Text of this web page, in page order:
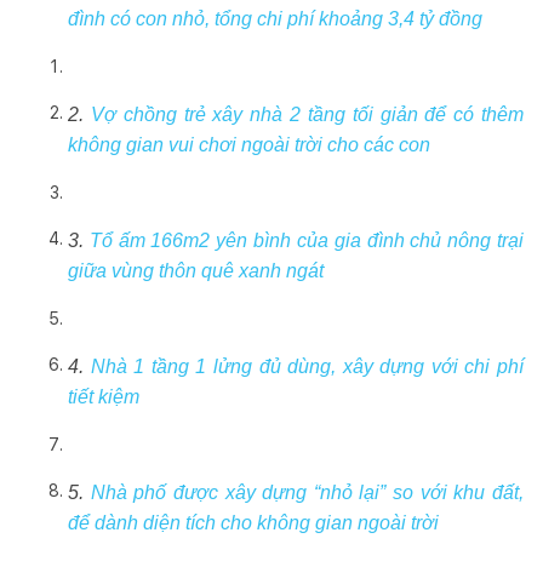
đình có con nhỏ, tổng chi phí khoảng 3,4 tỷ đồng
2. Vợ chồng trẻ xây nhà 2 tầng tối giản để có thêm
không gian vui chơi ngoài trời cho các con
3. Tổ ấm 166m2 yên bình của gia đình chủ nông trại
giữa vùng thôn quê xanh ngát
4. Nhà 1 tầng 1 lửng đủ dùng, xây dựng với chi phí
tiết kiệm
5. Nhà phố được xây dựng “nhỏ lại” so với khu đất,
để dành diện tích cho không gian ngoài trời